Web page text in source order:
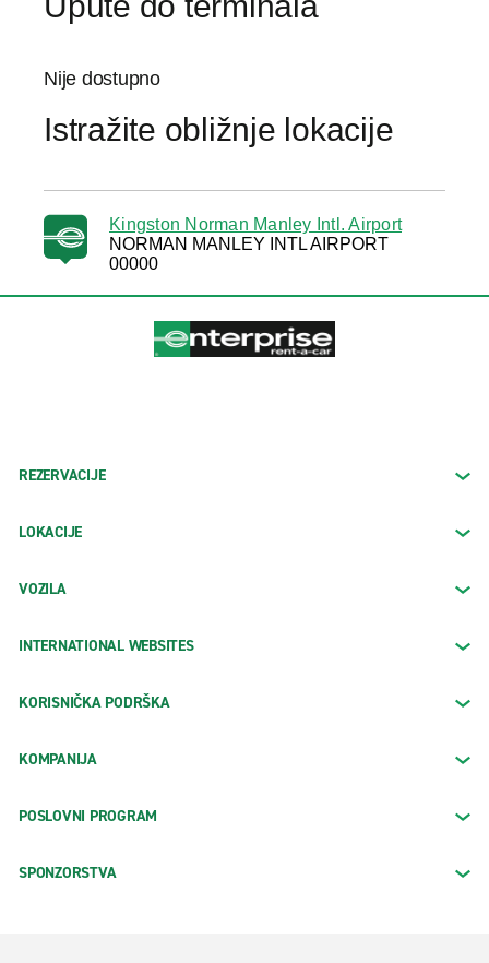
Nije dostupno
Istražite obližnje lokacije
Kingston Norman Manley Intl. Airport
NORMAN MANLEY INTL AIRPORT
00000
REZERVACIJE
LOKACIJE
VOZILA
INTERNATIONAL WEBSITES
KORISNIČKA PODRŠKA
KOMPANIJA
POSLOVNI PROGRAM
SPONZORSTVA